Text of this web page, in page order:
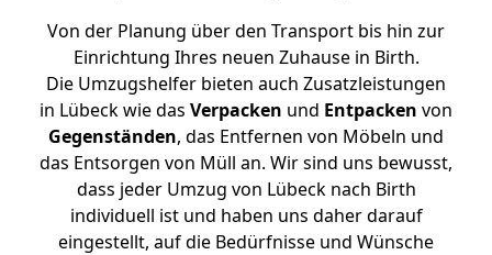
Von der Planung über den Transport bis hin zur
Einrichtung Ihres neuen Zuhause in Birth.
Die Umzugshelfer bieten auch Zusatzleistungen
in Lübeck wie das Verpacken und Entpacken von
Gegenständen, das Entfernen von Möbeln und
das Entsorgen von Müll an. Wir sind uns bewusst,
dass jeder Umzug von Lübeck nach Birth
individuell ist und haben uns daher darauf
eingestellt, auf die Bedürfnisse und Wünsche